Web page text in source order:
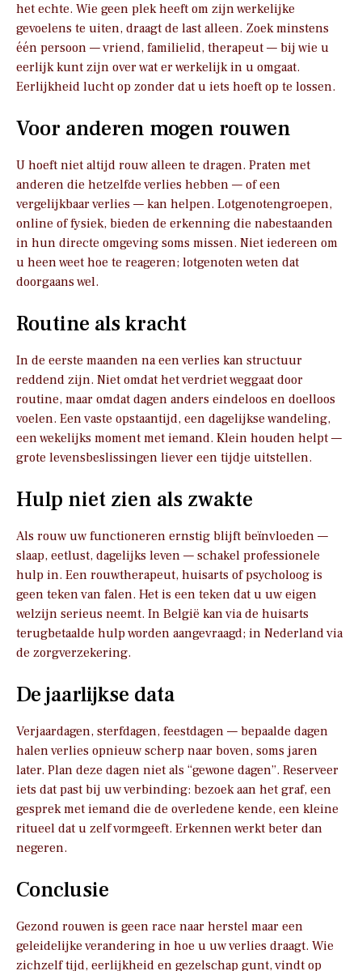
het echte. Wie geen plek heeft om zijn werkelijke
gevoelens te uiten, draagt de last alleen. Zoek minstens
één persoon — vriend, familielid, therapeut — bij wie u
eerlijk kunt zijn over wat er werkelijk in u omgaat.
Eerlijkheid lucht op zonder dat u iets hoeft op te lossen.
Voor anderen mogen rouwen
U hoeft niet altijd rouw alleen te dragen. Praten met
anderen die hetzelfde verlies hebben — of een
vergelijkbaar verlies — kan helpen. Lotgenotengroepen,
online of fysiek, bieden de erkenning die nabestaanden
in hun directe omgeving soms missen. Niet iedereen om
u heen weet hoe te reageren; lotgenoten weten dat
doorgaans wel.
Routine als kracht
In de eerste maanden na een verlies kan structuur
reddend zijn. Niet omdat het verdriet weggaat door
routine, maar omdat dagen anders eindeloos en doelloos
voelen. Een vaste opstaantijd, een dagelijkse wandeling,
een wekelijks moment met iemand. Klein houden helpt —
grote levensbeslissingen liever een tijdje uitstellen.
Hulp niet zien als zwakte
Als rouw uw functioneren ernstig blijft beïnvloeden —
slaap, eetlust, dagelijks leven — schakel professionele
hulp in. Een rouwtherapeut, huisarts of psycholoog is
geen teken van falen. Het is een teken dat u uw eigen
welzijn serieus neemt. In België kan via de huisarts
terugbetaalde hulp worden aangevraagd; in Nederland via
de zorgverzekering.
De jaarlijkse data
Verjaardagen, sterfdagen, feestdagen — bepaalde dagen
halen verlies opnieuw scherp naar boven, soms jaren
later. Plan deze dagen niet als “gewone dagen”. Reserveer
iets dat past bij uw verbinding: bezoek aan het graf, een
gesprek met iemand die de overledene kende, een kleine
ritueel dat u zelf vormgeeft. Erkennen werkt beter dan
negeren.
Conclusie
Gezond rouwen is geen race naar herstel maar een
geleidelijke verandering in hoe u uw verlies draagt. Wie
zichzelf tijd, eerlijkheid en gezelschap gunt, vindt op